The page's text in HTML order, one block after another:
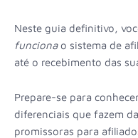
Neste guia definitivo,
funcionao sistema de
até o recebimento das
Prepare-se para
diferenciais que fazem
promissoras para